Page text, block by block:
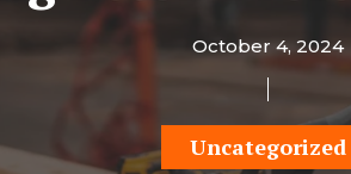
October 4, 2024
Uncategorized